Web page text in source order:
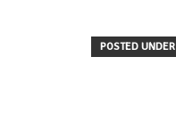
POSTED UNDER